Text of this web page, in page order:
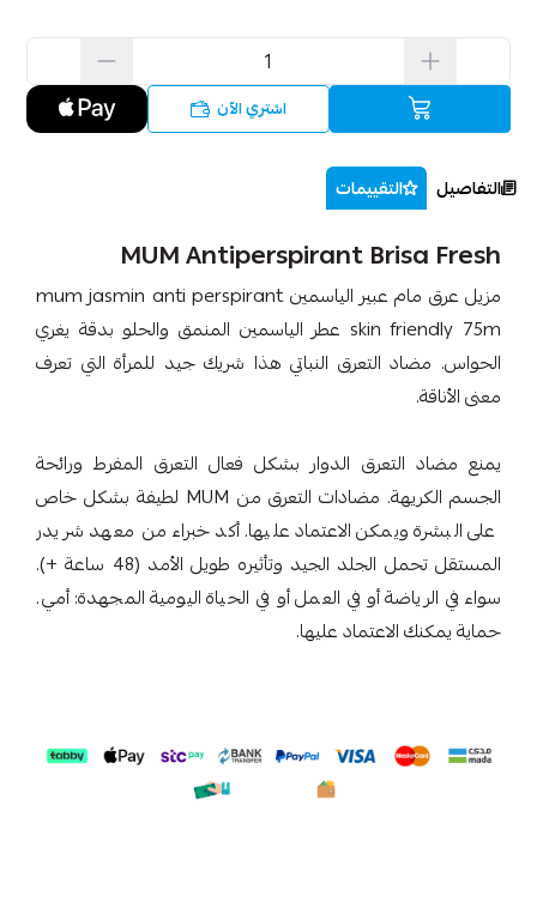
اشتري الآن
التفاصيل التقييمات
MUM Antiperspirant Brisa Fresh
مزيل عرق مام عبير الياسمين mum jasmin anti perspirant
skin friendly 75m عطر الياسمين المنمق والحلو بدقة يغري
الحواس. مضاد التعرق النباتي هذا شريك جيد للمرأة التي تعرف
معنى الأناقة.
يمنع مضاد التعرق الدوار بشكل فعال التعرق المفرط ورائحة
الجسم الكريهة. مضادات التعرق من MUM لطيفة بشكل خاص
على البشرة ويمكن الاعتماد عليها. أكد خبراء من معهد شريدر
المستقل تحمل الجلد الجيد وتأثيره طويل الأمد (48 ساعة +).
سواء في الرياضة أو في العمل أو في الحياة اليومية المجهدة: أمي.
حماية يمكنك الاعتماد عليها.